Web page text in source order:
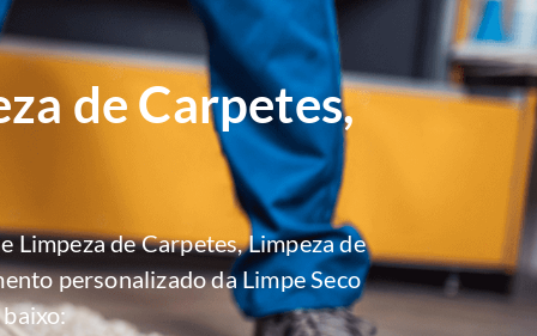
de Carpetes,
Limpeza de Carpetes, Limpeza de
personalizado da Limpe Seco